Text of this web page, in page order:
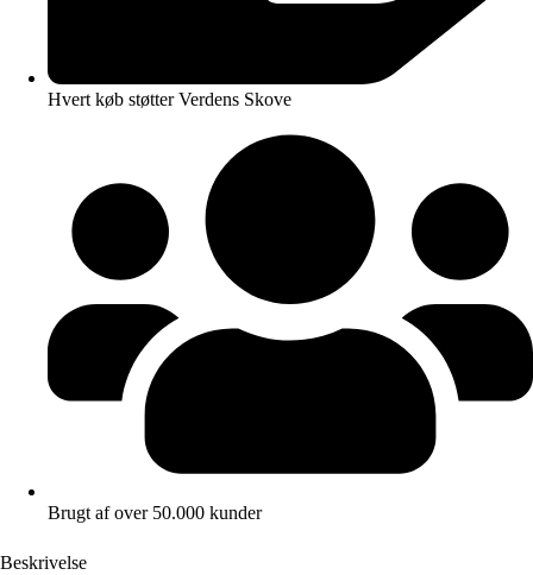
Hvert køb støtter Verdens Skove
Brugt af over 50.000 kunder
Beskrivelse